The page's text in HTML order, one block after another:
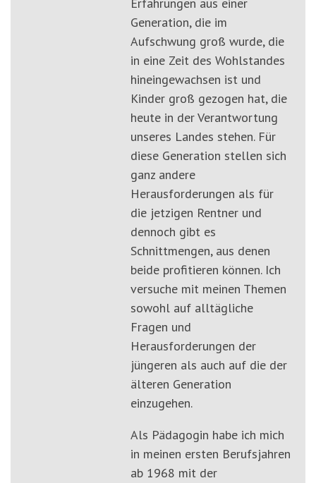
Erfahrungen aus einer
Generation, die im
Aufschwung groß wurde, die
in eine Zeit des Wohlstandes
hineingewachsen ist und
Kinder groß gezogen hat, die
heute in der Verantwortung
unseres Landes stehen. Für
diese Generation stellen sich
ganz andere
Herausforderungen als für
die jetzigen Rentner und
dennoch gibt es
Schnittmengen, aus denen
beide profitieren können. Ich
versuche mit meinen Themen
sowohl auf alltägliche
Fragen und
Herausforderungen der
jüngeren als auch auf die der
älteren Generation
einzugehen.
Als Pädagogin habe ich mich
in meinen ersten Berufsjahren
ab 1968 mit der